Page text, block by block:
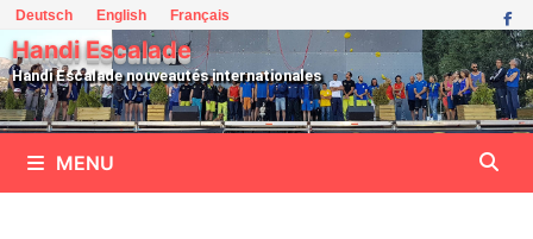
Passer
au
contenu
Deutsch English Français
Handi Escalade
Handi Escalade nouveautés internationales
MENU